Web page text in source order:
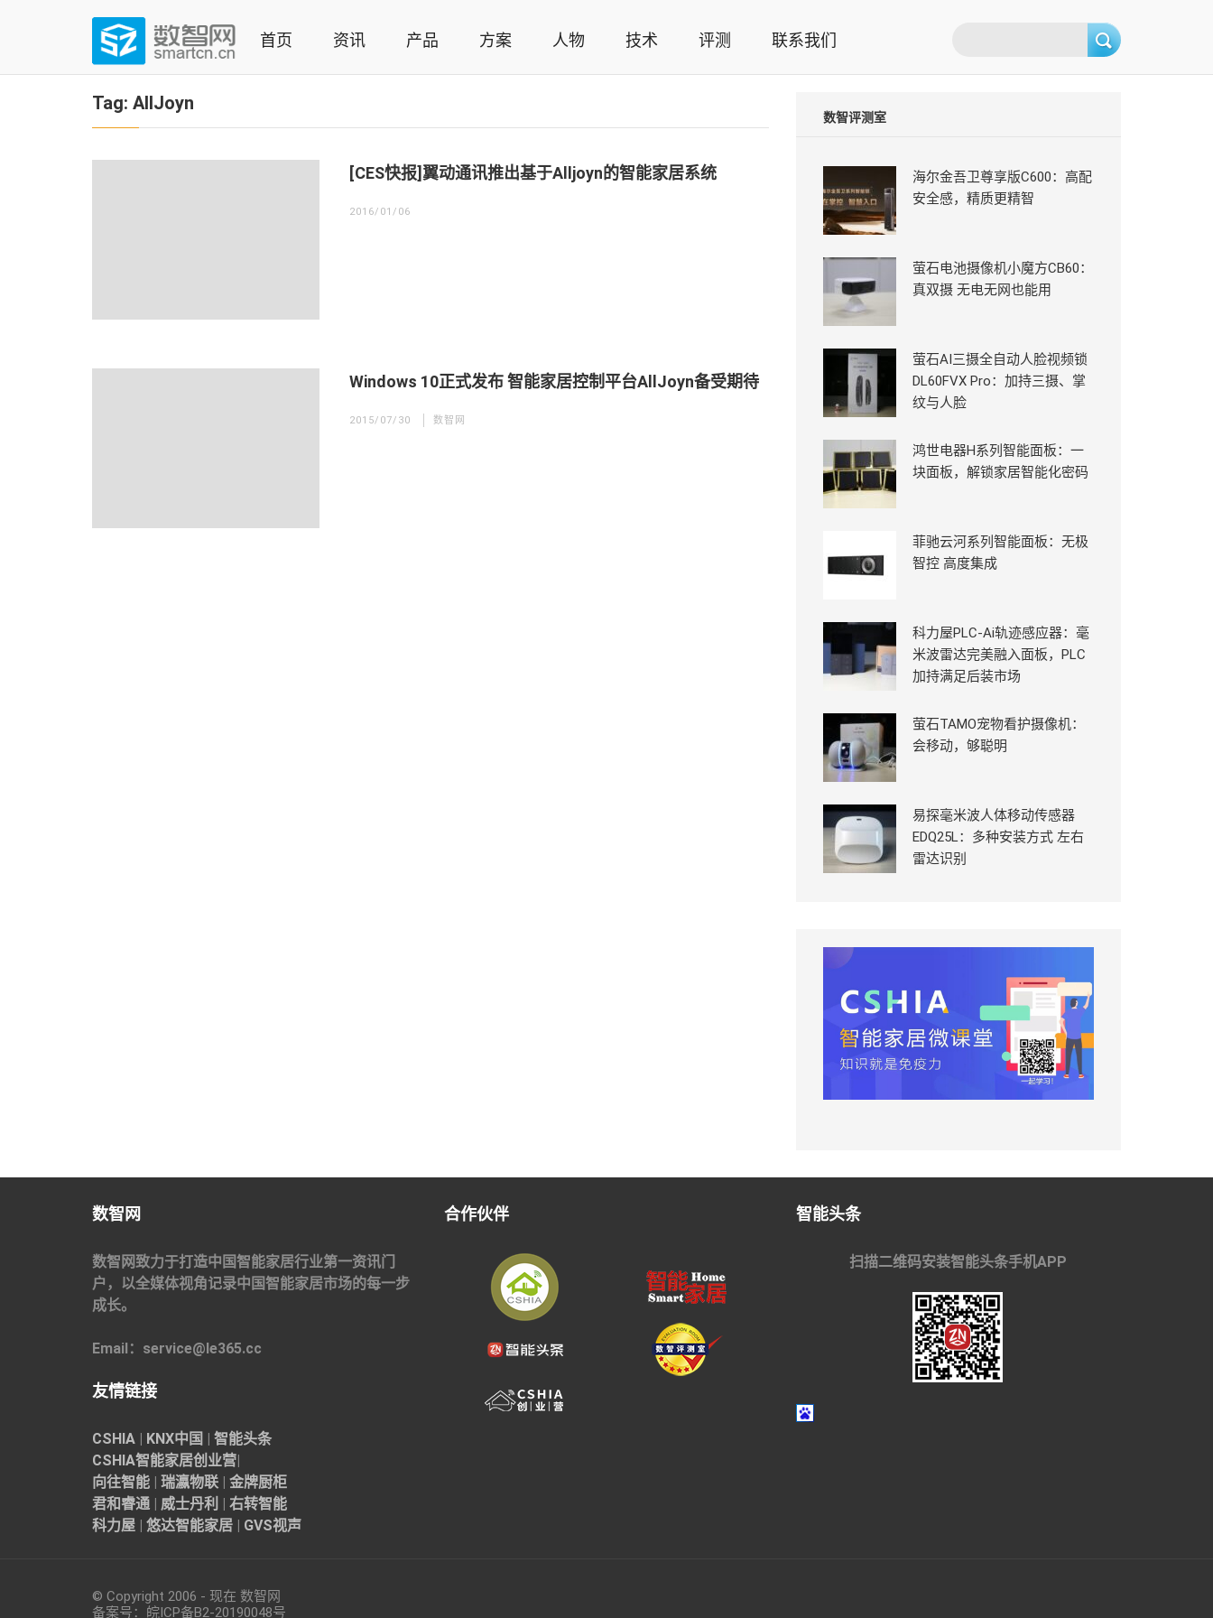
(Press
数智网
智能家居第一资讯门户 | 智能家居系统，智能家居产品，智能家居解决方案，智能家居技术应用，智能家居行业观点，智能家居项目案例
首页 资讯 产品 方案 人物 技术 评测 联系我们
Tag: AllJoyn
[CES快报]翼动通讯推出基于Alljoyn的智能家居系统
2016/01/06
Windows 10正式发布 智能家居控制平台AllJoyn备受期待
2015/07/30 数智网
数智评测室
海尔金吾卫尊享版C600：高配
安全感，精质更精智
萤石电池摄像机小魔方CB60：
真双摄 无电无网也能用
萤石AI三摄全自动人脸视频锁
DL60FVX Pro：加持三摄、掌
纹与人脸
鸿世电器H系列智能面板：一
块面板，解锁家居智能化密码
菲驰云河系列智能面板：无极
智控 高度集成
科力屋PLC-Ai轨迹感应器：毫
米波雷达完美融入面板，PLC
加持满足后装市场
萤石TAMO宠物看护摄像机：
会移动，够聪明
易探毫米波人体移动传感器
EDQ25L：多种安装方式 左右
雷达识别
数智网
数智网致力于打造中国智能家居行业第一资讯门
户，以全媒体视角记录中国智能家居市场的每一步
成长。
Email：service@le365.cc
友情链接
CSHIA | KNX中国 | 智能头条
CSHIA智能家居创业营|
向往智能 | 瑞瀛物联 | 金牌厨柜
君和睿通 | 威士丹利 | 右转智能
科力屋 | 悠达智能家居 | GVS视声
合作伙伴 智能头条
扫描二维码安装智能头条手机APP
© Copyright 2006 - 现在 数智网
备案号： 皖ICP备B2-20190048号